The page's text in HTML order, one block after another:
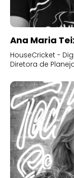
Ana Maria
HouseCricket -
Diretora de